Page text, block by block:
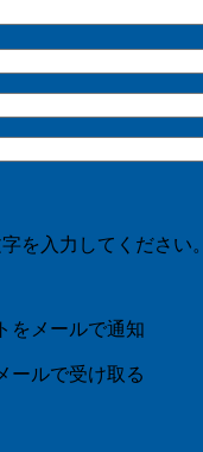
を入力してください。
をメールで通知
ールで受け取る